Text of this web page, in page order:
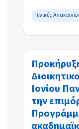
Γενικές
Ιονίου
την